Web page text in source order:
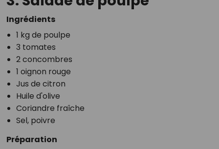
Ingrédients
1 kg de poulpe
3 tomates
2 concombres
1 oignon rouge
Jus de citron
Huile d'olive
Coriandre fraîche
Sel, poivre
Préparation